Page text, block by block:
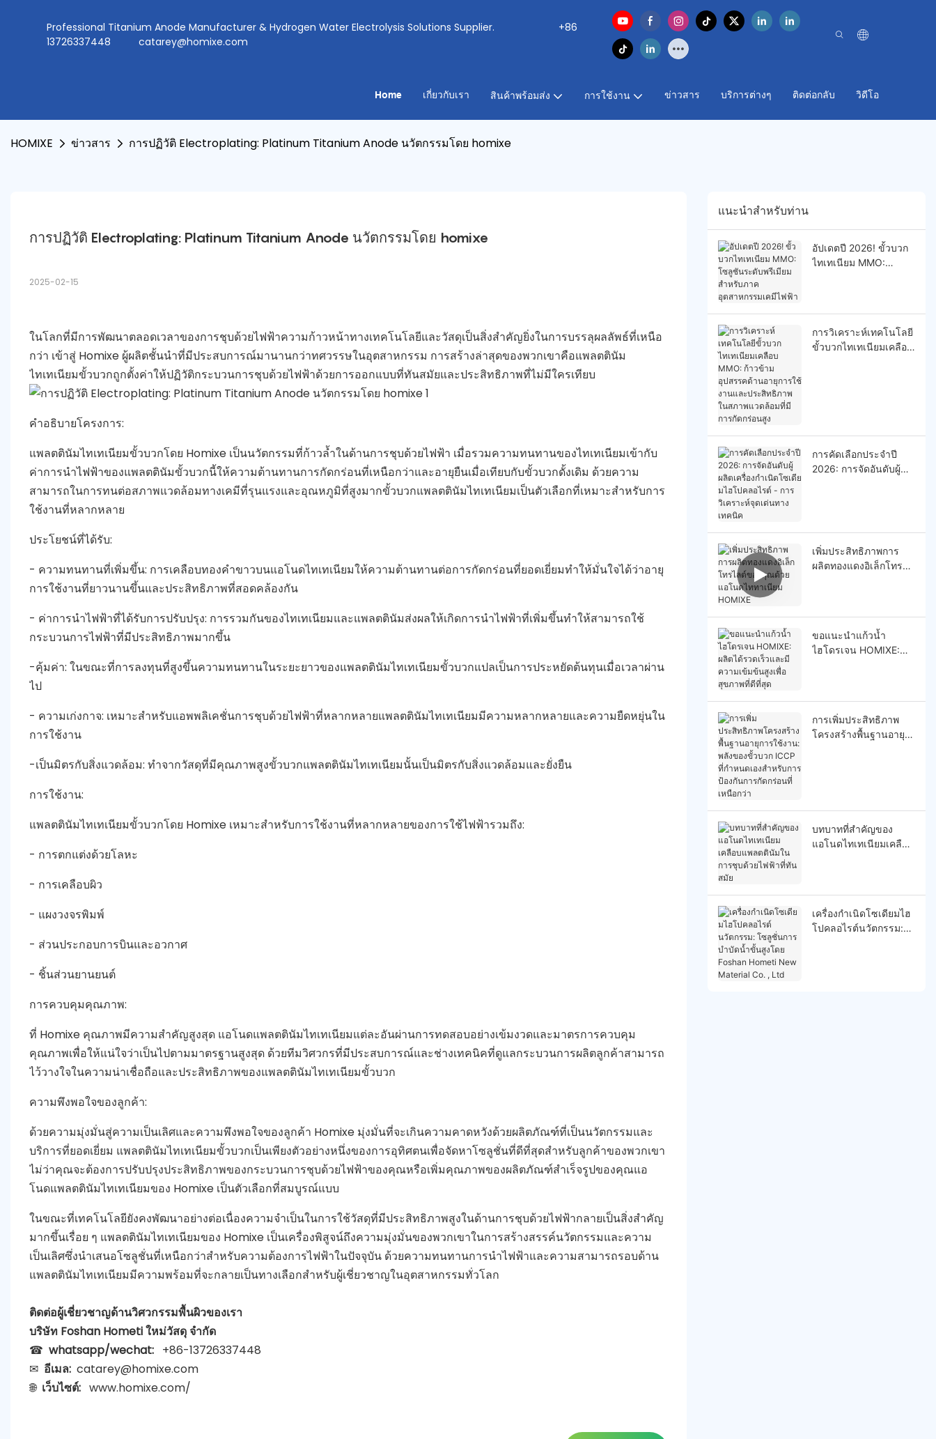
Professional Titanium Anode Manufacturer & Hydrogen Water Electrolysis Solutions Supplier.
+86
13726337448
catarey@homixe.com
Home เกี่ยวกับเรา สินค้าพร้อมส่ง การใช้งาน ข่าวสาร บริการต่างๆ ติดต่อกลับ วิดีโอ
HOMIXE ข่าวสาร การปฏิวัติ Electroplating: Platinum Titanium Anode นวัตกรรมโดย homixe
การปฏิวัติ Electroplating: Platinum Titanium Anode นวัตกรรมโดย homixe
2025-02-15
ในโลกที่มีการพัฒนาตลอดเวลาของการชุบด้วยไฟฟ้าความก้าวหน้าทางเทคโนโลยีและวัสดุเป็นสิ่งสำคัญยิ่งในการบรรลุผลลัพธ์ที่เหนือ
กว่า เข้าสู่ Homixe ผู้ผลิตชั้นนำที่มีประสบการณ์มานานกว่าทศวรรษในอุตสาหกรรม การสร้างล่าสุดของพวกเขาคือแพลตตินัม
ไทเทเนียมขั้วบวกถูกตั้งค่าให้ปฏิวัติกระบวนการชุบด้วยไฟฟ้าด้วยการออกแบบที่ทันสมัยและประสิทธิภาพที่ไม่มีใครเทียบ
คำอธิบายโครงการ:
แพลตตินัมไทเทเนียมขั้วบวกโดย Homixe เป็นนวัตกรรมที่ก้าวล้ำในด้านการชุบด้วยไฟฟ้า เมื่อรวมความทนทานของไทเทเนียมเข้ากับ
ค่าการนำไฟฟ้าของแพลตตินัมขั้วบวกนี้ให้ความต้านทานการกัดกร่อนที่เหนือกว่าและอายุยืนเมื่อเทียบกับขั้วบวกดั้งเดิม ด้วยความ
สามารถในการทนต่อสภาพแวดล้อมทางเคมีที่รุนแรงและอุณหภูมิที่สูงมากขั้วบวกแพลตตินัมไทเทเนียมเป็นตัวเลือกที่เหมาะสำหรับการ
ใช้งานที่หลากหลาย
ประโยชน์ที่ได้รับ:
- ความทนทานที่เพิ่มขึ้น: การเคลือบทองคำขาวบนแอโนดไทเทเนียมให้ความต้านทานต่อการกัดกร่อนที่ยอดเยี่ยมทำให้มั่นใจได้ว่าอายุ
การใช้งานที่ยาวนานขึ้นและประสิทธิภาพที่สอดคล้องกัน
- ค่าการนำไฟฟ้าที่ได้รับการปรับปรุง: การรวมกันของไทเทเนียมและแพลตตินัมส่งผลให้เกิดการนำไฟฟ้าที่เพิ่มขึ้นทำให้สามารถใช้
กระบวนการไฟฟ้าที่มีประสิทธิภาพมากขึ้น
-คุ้มค่า: ในขณะที่การลงทุนที่สูงขึ้นความทนทานในระยะยาวของแพลตตินัมไทเทเนียมขั้วบวกแปลเป็นการประหยัดต้นทุนเมื่อเวลาผ่าน
ไป
- ความเก่งกาจ: เหมาะสำหรับแอพพลิเคชั่นการชุบด้วยไฟฟ้าที่หลากหลายแพลตตินัมไทเทเนียมมีความหลากหลายและความยืดหยุ่นใน
การใช้งาน
-เป็นมิตรกับสิ่งแวดล้อม: ทำจากวัสดุที่มีคุณภาพสูงขั้วบวกแพลตตินัมไทเทเนียมนั้นเป็นมิตรกับสิ่งแวดล้อมและยั่งยืน
การใช้งาน:
แพลตตินัมไทเทเนียมขั้วบวกโดย Homixe เหมาะสำหรับการใช้งานที่หลากหลายของการใช้ไฟฟ้ารวมถึง:
- การตกแต่งด้วยโลหะ
- การเคลือบผิว
- แผงวงจรพิมพ์
- ส่วนประกอบการบินและอวกาศ
- ชิ้นส่วนยานยนต์
การควบคุมคุณภาพ:
ที่ Homixe คุณภาพมีความสำคัญสูงสุด แอโนดแพลตตินัมไทเทเนียมแต่ละอันผ่านการทดสอบอย่างเข้มงวดและมาตรการควบคุม
คุณภาพเพื่อให้แน่ใจว่าเป็นไปตามมาตรฐานสูงสุด ด้วยทีมวิศวกรที่มีประสบการณ์และช่างเทคนิคที่ดูแลกระบวนการผลิตลูกค้าสามารถ
ไว้วางใจในความน่าเชื่อถือและประสิทธิภาพของแพลตตินัมไทเทเนียมขั้วบวก
ความพึงพอใจของลูกค้า:
ด้วยความมุ่งมั่นสู่ความเป็นเลิศและความพึงพอใจของลูกค้า Homixe มุ่งมั่นที่จะเกินความคาดหวังด้วยผลิตภัณฑ์ที่เป็นนวัตกรรมและ
บริการที่ยอดเยี่ยม แพลตตินัมไทเทเนียมขั้วบวกเป็นเพียงตัวอย่างหนึ่งของการอุทิศตนเพื่อจัดหาโซลูชั่นที่ดีที่สุดสำหรับลูกค้าของพวกเขา
ไม่ว่าคุณจะต้องการปรับปรุงประสิทธิภาพของกระบวนการชุบด้วยไฟฟ้าของคุณหรือเพิ่มคุณภาพของผลิตภัณฑ์สำเร็จรูปของคุณแอ
โนดแพลตตินัมไทเทเนียมของ Homixe เป็นตัวเลือกที่สมบูรณ์แบบ
ในขณะที่เทคโนโลยียังคงพัฒนาอย่างต่อเนื่องความจำเป็นในการใช้วัสดุที่มีประสิทธิภาพสูงในด้านการชุบด้วยไฟฟ้ากลายเป็นสิ่งสำคัญ
มากขึ้นเรื่อย ๆ แพลตตินัมไทเทเนียมของ Homixe เป็นเครื่องพิสูจน์ถึงความมุ่งมั่นของพวกเขาในการสร้างสรรค์นวัตกรรมและความ
เป็นเลิศซึ่งนำเสนอโซลูชั่นที่เหนือกว่าสำหรับความต้องการไฟฟ้าในปัจจุบัน ด้วยความทนทานการนำไฟฟ้าและความสามารถรอบด้าน
แพลตตินัมไทเทเนียมมีความพร้อมที่จะกลายเป็นทางเลือกสำหรับผู้เชี่ยวชาญในอุตสาหกรรมทั่วโลก
ติดต่อผู้เชี่ยวชาญด้านวิศวกรรมพื้นผิวของเรา
บริษัท Foshan Hometi ใหม่วัสดุ จำกัด
☎ whatsapp/wechat: +86-13726337448
✉ อีเมล: catarey@homixe.com
🌐 เว็บไซต์: www.homixe.com/
แนะนำสำหรับท่าน
อัปเดตปี 2026! ขั้วบวก
ไทเทเนียม MMO:
การวิเคราะห์เทคโนโลยี
ขั้วบวกไทเทเนียมเคลือบ
การคัดเลือกประจำปี
2026: การจัดอันดับผู้
เพิ่มประสิทธิภาพการ
ผลิตทองแดงอิเล็กโทร
ขอแนะนำแก้วน้ำ
ไฮโดรเจน HOMIXE:
การเพิ่มประสิทธิภาพ
โครงสร้างพื้นฐานอายุ
บทบาทที่สำคัญของ
แอโนดไทเทเนียมเคลือบ
เครื่องกำเนิดโซเดียมไฮ
โปคลอไรต์นวัตกรรม: